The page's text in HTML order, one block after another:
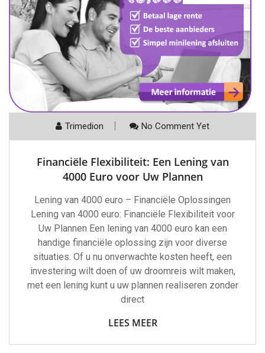
Trimedion No Comment Yet
Financiële Flexibiliteit: Een Lening van
4000 Euro voor Uw Plannen
Lening van 4000 euro – Financiële Oplossingen
Lening van 4000 euro: Financiële Flexibiliteit voor
Uw Plannen Een lening van 4000 euro kan een
handige financiële oplossing zijn voor diverse
situaties. Of u nu onverwachte kosten heeft, een
investering wilt doen of uw droomreis wilt maken,
met een lening kunt u uw plannen realiseren zonder
direct
LEES MEER